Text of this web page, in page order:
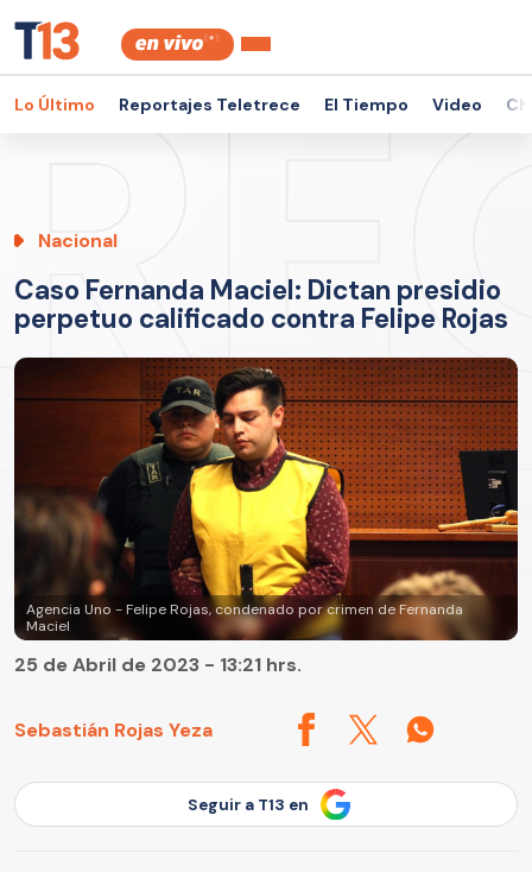
Lo Último Reportajes Teletrece El Tiempo Video
Nacional
Caso Fernanda Maciel: Dictan presidio
perpetuo calificado contra Felipe Rojas
Agencia Uno - Felipe Rojas, condenado por crimen de Fernanda
Maciel
Sebastián Rojas Yeza
25 de Abril de 2023 - 13:21 hrs.
Seguir a T13 en